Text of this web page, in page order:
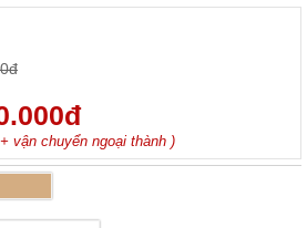
vận chuyển ngoại thành )